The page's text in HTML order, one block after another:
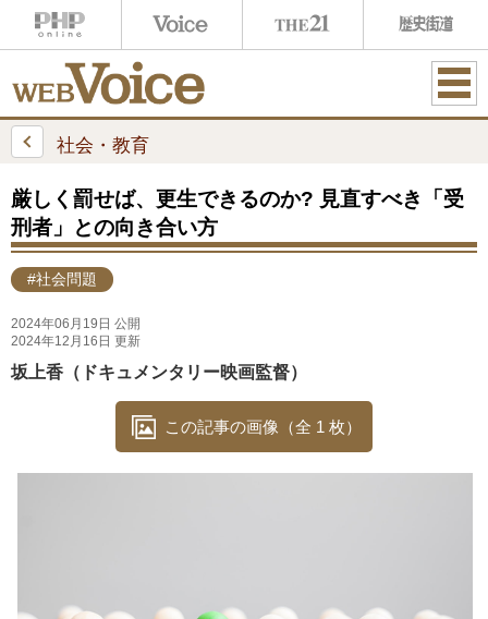
ME
社会・教育
厳しく罰せば、更生できるのか? 見直すべき「受
刑者」との向き合い方
#社会問題
2024年06月19日 公開
2024年12月16日 更新
坂上香（ドキュメンタリー映画監督）
この記事の画像（全 1 枚）